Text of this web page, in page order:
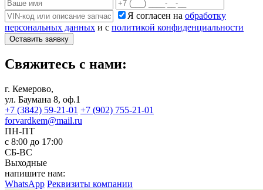
Я согласен на обработку
персональных данных и с политикой конфиденциальности
Оставить заявку
Свяжитесь с нами:
г. Кемерово,
ул. Баумана 8, оф.1
+7 (3842) 59-21-01 +7 (902) 755-21-01
forvardkem@mail.ru
ПН-ПТ
с 8:00 до 17:00
СБ-ВС
Выходные
напишите нам:
WhatsApp Реквизиты компании